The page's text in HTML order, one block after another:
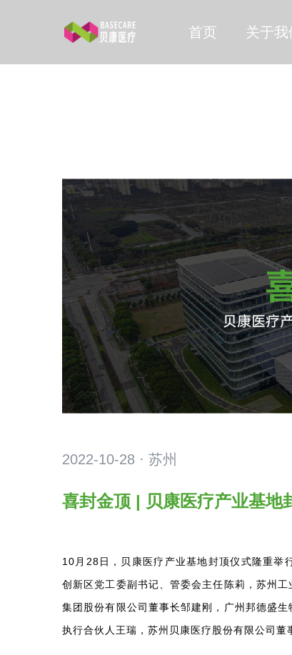
首页 关于我
2022-10-28 · 苏州
喜封金顶 | 贝康医疗产业基地
10月28日，贝康医疗产业基地封顶仪式隆重举
创新区党工委副书记、管委会主任陈莉，苏州
集团股份有限公司董事长邹建刚，广州邦德盛
执行合伙人王瑞，苏州贝康医疗股份有限公司董